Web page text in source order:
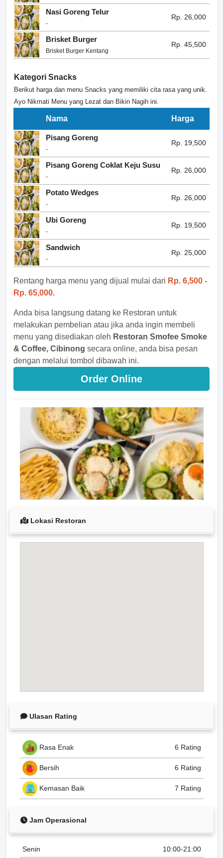
Nasi Goreng Telur
-
Rp. 26,000
Brisket Burger
Brisket Burger Kentang
Rp. 45,500
Kategori Snacks
Berikut harga dan menu Snacks yang memiliki cita rasa yang unik.
Ayo Nikmati Menu yang Lezat dan Bikin Nagih ini.
Nama Harga
Pisang Goreng
-
Rp. 19,500
Pisang Goreng Coklat Keju Susu
-
Rp. 26,000
Potato Wedges
-
Rp. 26,000
Ubi Goreng
-
Rp. 19,500
Sandwich
-
Rp. 25,000
Rentang harga menu yang dijual mulai dari Rp. 6,500 -
Rp. 65,000.
Anda bisa langsung datang ke Restoran untuk
melakukan pembelian atau jika anda ingin membeli
menu yang disediakan oleh Restoran Smofee Smoke
& Coffee, Cibinong secara online, anda bisa pesan
dengan melalui tombol dibawah ini.
Order Online
Lokasi Restoran
Ulasan Rating
Rasa Enak 6 Rating
Bersih 6 Rating
Kemasan Baik 7 Rating
Jam Operasional
Senin 10:00-21:00